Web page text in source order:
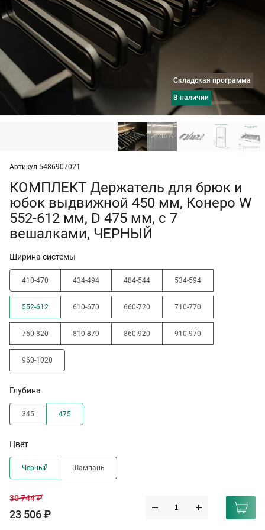
Складская программа
в наличии
Артикул 5486907021
КОМПЛЕКТ Держатель для брюк и
юбок выдвижной 450 мм, Конеро W
552-612 мм, D 475 мм, с 7
вешалками, ЧЕРНЫЙ
Ширина системы
410-470 434-494 484-544 534-594
552-612 610-670 660-720 710-770
760-820 810-870 860-920 910-970
960-1020
Глубина
345 475
Цвет
Черный Шампань
30 744 ₽
23 506 ₽